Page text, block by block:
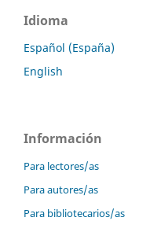
Idioma
Español (España)
English
Información
Para lectores/as
Para autores/as
Para bibliotecarios/as